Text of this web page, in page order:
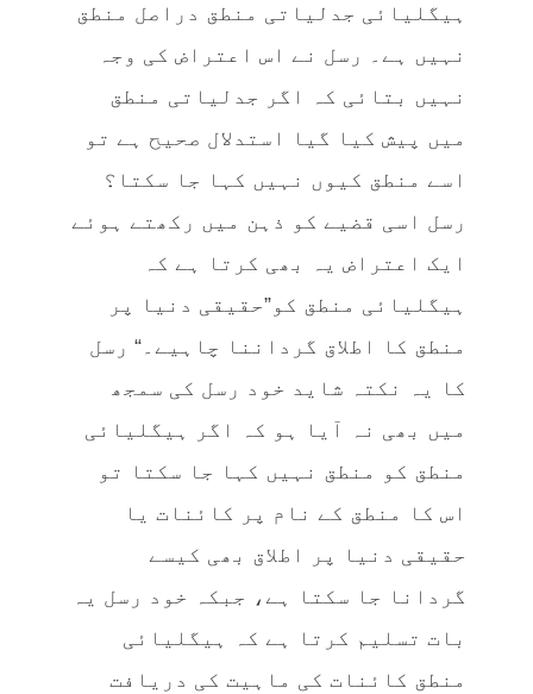
ہیگلیائی جدلیاتی منطق دراصل منطق
نہیں ہے۔ رسل نے اس اعتراض کی وجہ
نہیں بتائی کہ اگر جدلیاتی منطق
میں پیش کیا گیا استدلال صحیح ہے تو
اسے منطق کیوں نہیں کہا جا سکتا؟
رسل اسی قضیے کو ذہن میں رکھتے ہوئے
ایک اعتراض یہ بھی کرتا ہے کہ
ہیگلیائی منطق کو”حقیقی دنیا پر
منطق کا اطلاق گرداننا چاہیے۔“ رسل
کا یہ نکتہ شاید خود رسل کی سمجھ
میں بھی نہ آیا ہو کہ اگر ہیگلیائی
منطق کو منطق نہیں کہا جا سکتا تو
اس کا منطق کے نام پر کائنات یا
حقیقی دنیا پر اطلاق بھی کیسے
گردانا جا سکتا ہے، جبکہ خود رسل یہ
بات تسلیم کرتا ہے کہ ہیگلیائی
منطق کائنات کی ماہیت کی دریافت